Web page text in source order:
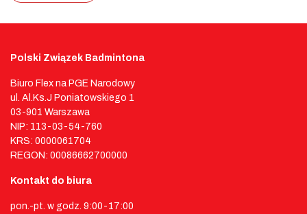
Polski Związek Badmintona
Biuro Flex na PGE Narodowy
ul. Al.Ks.J Poniatowskiego 1
03-901 Warszawa
NIP: 113-03-54-760
KRS: 0000061704
REGON: 00086662700000
Kontakt do biura
pon.-pt. w godz. 9:00-17:00